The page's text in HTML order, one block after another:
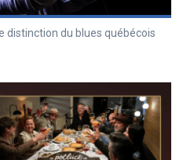
distinction du blues québécois